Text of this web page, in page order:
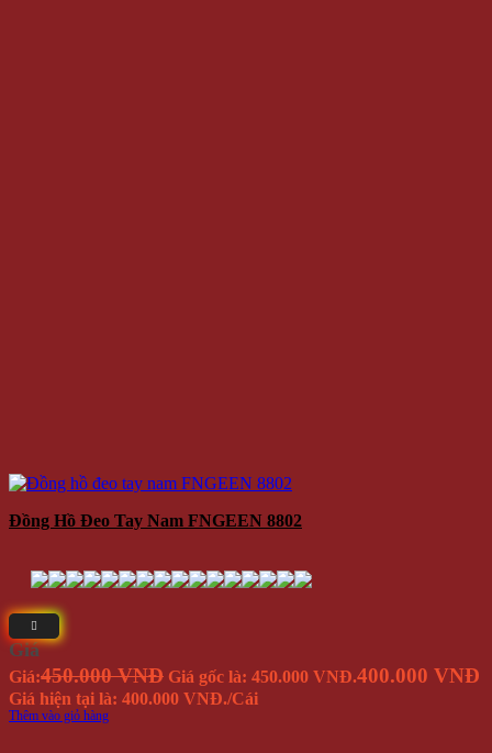
Đồng Hồ Đeo Tay Nam FNGEEN 8802
Giá
Giá:450.000 VNĐ Giá gốc là: 450.000 VNĐ.400.000 VNĐ
Giá hiện tại là: 400.000 VNĐ./Cái
Thêm vào giỏ hàng